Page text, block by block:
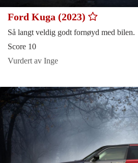
Ford Kuga (2023)
Så langt veldig godt fornøyd med bilen.
Score 10
Vurdert av Inge